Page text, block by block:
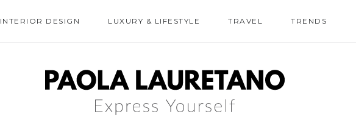
INTERIOR DESIGN LUXURY & LIFESTYLE TRAVEL TRENDS